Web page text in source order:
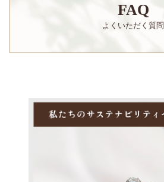
FAQ
よくいただく質問